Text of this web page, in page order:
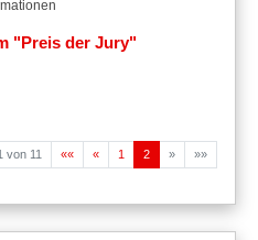
"Preis der Jury"
von 11 «« « 1 2 » »»